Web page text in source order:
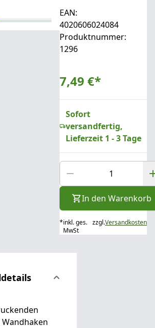
EAN:
4020606024084
Produktnummer:
1296
7,49 €*
Sofort
versandfertig,
Lieferzeit 1 - 3 Tage
In den Warenkorb
*inkl. ges.
MwSt
zzgl.Versandkosten